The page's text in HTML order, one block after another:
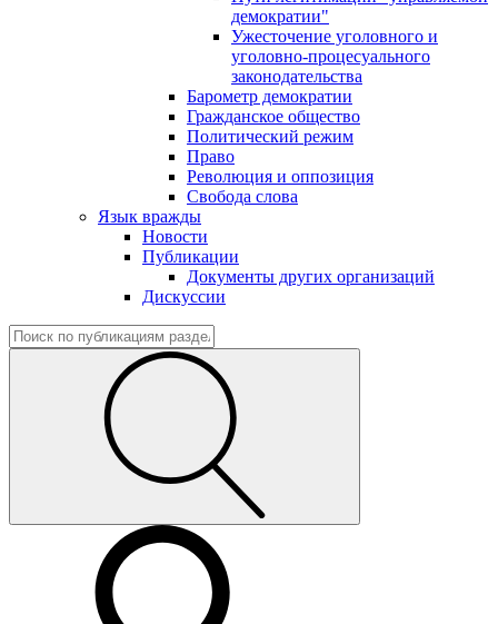
демократии"
Ужесточение уголовного и
уголовно-процесуального
законодательства
Барометр демократии
Гражданское общество
Политический режим
Право
Революция и оппозиция
Свобода слова
Язык вражды
Новости
Публикации
Документы других организаций
Дискуссии